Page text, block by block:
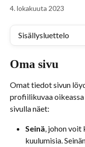
4. lokakuuta 2023
Sisällysluettelo
Oma sivu
Omat tiedot sivun
profiilikuvaa
sivulla näet:
Seinä, johon voit
kuulumisia.